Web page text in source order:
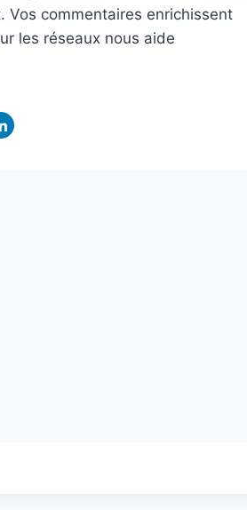
Vos commentaires enrichissent
les réseaux nous aide